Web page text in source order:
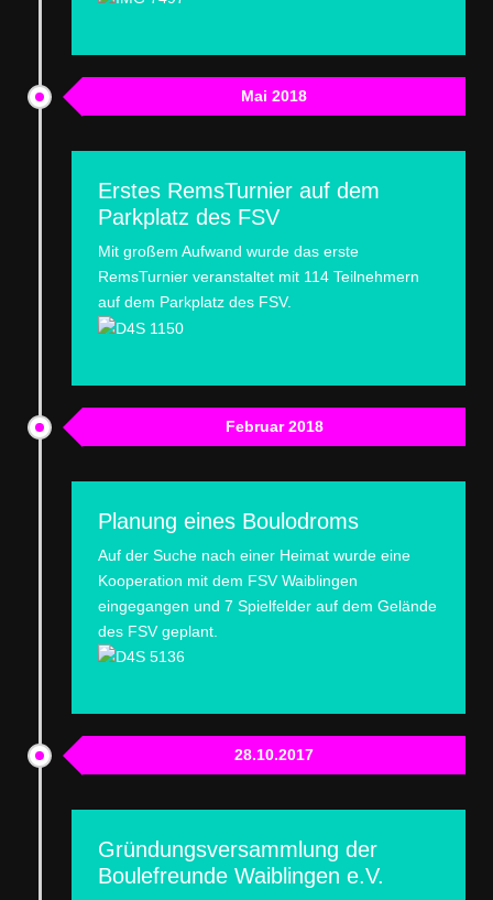
Mai 2018
Erstes RemsTurnier auf dem
Parkplatz des FSV
Mit großem Aufwand wurde das erste
RemsTurnier veranstaltet mit 114 Teilnehmern
auf dem Parkplatz des FSV.
Februar 2018
Planung eines Boulodroms
Auf der Suche nach einer Heimat wurde eine
Kooperation mit dem FSV Waiblingen
eingegangen und 7 Spielfelder auf dem Gelände
des FSV geplant.
28.10.2017
Gründungsversammlung der
Boulefreunde Waiblingen e.V.